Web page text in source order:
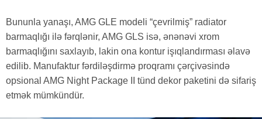
Bununla yanaşı, AMG GLE modeli “çevrilmiş” radiator
barmaqlığı ilə fərqlənir, AMG GLS isə, ənənəvi xrom
barmaqlığını saxlayıb, lakin ona kontur işıqlandırması əlavə
edilib. Manufaktur fərdiləşdirmə proqramı çərçivəsində
opsional AMG Night Package II tünd dekor paketini də sifariş
etmək mümkündür.